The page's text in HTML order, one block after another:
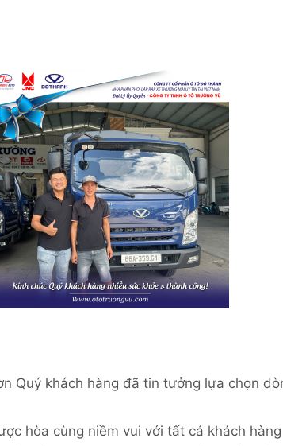
Quý khách hàng đã tin tưởng lựa chọn
hòa cùng niềm vui với tất cả khách hàng